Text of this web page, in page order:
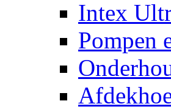
Intex
Pompen